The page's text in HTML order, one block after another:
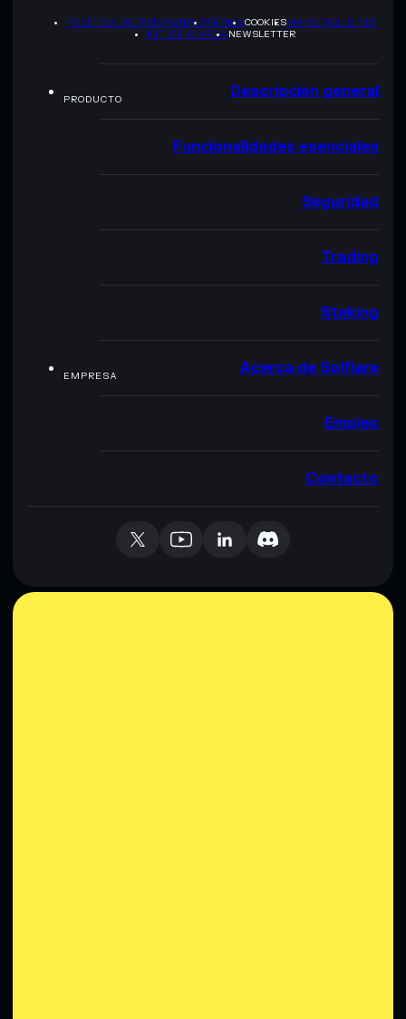
POLÍTICA DE PRIVACIDADTERMSCOOKIESMAPA DEL SITIO
KIT DE MARCA NEWSLETTER
PRODUCTO Descripción general
Funcionalidades esenciales
Seguridad
Trading
Staking
EMPRESA Acerca de Solflare
Empleo
Contacto